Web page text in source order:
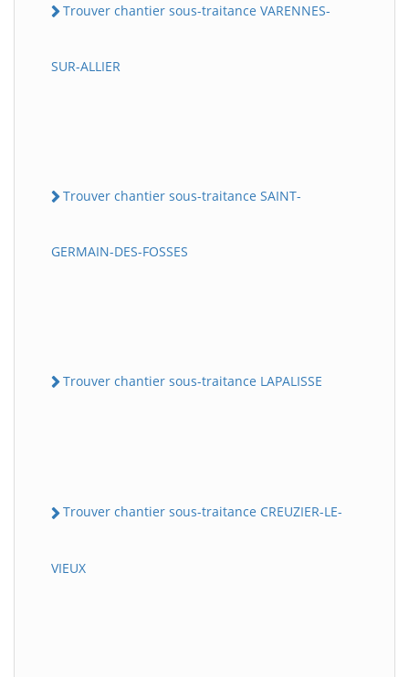
Trouver chantier sous-traitance VARENNES-
SUR-ALLIER
Trouver chantier sous-traitance SAINT-
GERMAIN-DES-FOSSES
Trouver chantier sous-traitance LAPALISSE
Trouver chantier sous-traitance CREUZIER-LE-
VIEUX